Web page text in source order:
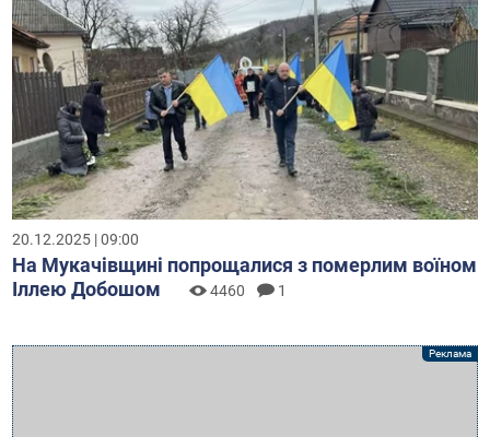
20.12.2025 | 09:00
На Мукачівщині попрощалися з померлим воїном
Іллею Добошом
4460 1